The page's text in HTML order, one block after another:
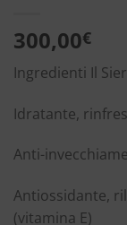
300,00€
Ingredienti Il
Idratante,
Anti-
Antiossidante,
(vitamina E)